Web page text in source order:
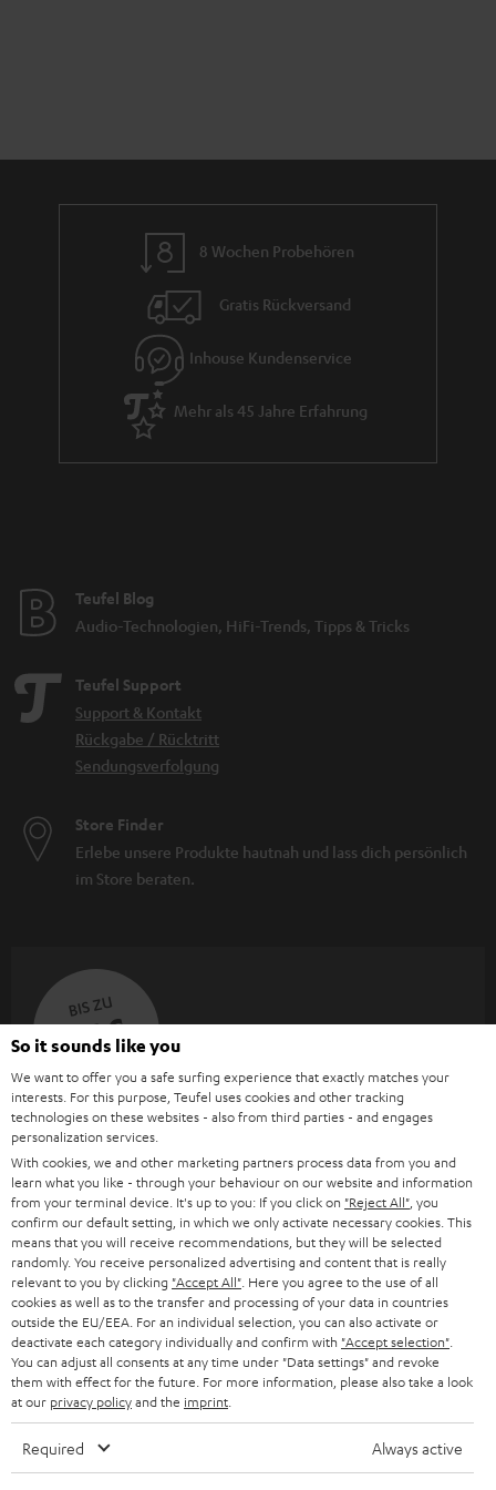
8 Wochen Probehören
Gratis Rückversand
Inhouse Kundenservice
Mehr als 45 Jahre Erfahrung
Teufel Blog
Audio-Technologien, HiFi-Trends, Tipps & Tricks
Teufel Support
Support & Kontakt
Rückgabe / Rücktritt
Sendungsverfolgung
Store Finder
Erlebe unsere Produkte hautnah und lass dich persönlich
im Store beraten.
BIS ZU
45 €
RABATT
N
e
w
s
l
e
t
t
e
r
a
Wähle deinen Gutschein!
45 € als Dankeschön.
EMAIL
WIDGET
So it sounds like you
We want to offer you a safe surfing experience that exactly matches your
interests. For this purpose, Teufel uses cookies and other tracking
technologies on these websites - also from third parties - and engages
personalization services.
With cookies, we and other marketing partners process data from you and
learn what you like - through your behaviour on our website and information
from your terminal device. It's up to you: If you click on "Reject All" , you
confirm our default setting, in which we only activate necessary cookies. This
means that you will receive recommendations, but they will be selected
randomly. You receive personalized advertising and content that is really
relevant to you by clicking "Accept All" . Here you agree to the use of all
cookies as well as to the transfer and processing of your data in countries
outside the EU/EEA. For an individual selection, you can also activate or
deactivate each category individually and confirm with "Accept selection"
You can adjust all consents at any time under "Data settings" and revoke
them with effect for the future. For more information, please also take a look
at our privacy policyand the imprint
Required Always active